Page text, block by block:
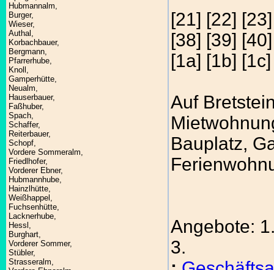
Hubmannalm,
Burger,
Wieser,
Authal,
Korbachbauer,
Bergmann,
Pfarrerhube,
Knoll,
Gamperhütte,
Neualm,
Hauserbauer,
Faßhuber,
Spach,
Schaffer,
Reiterbauer,
Schopf,
Vordere Sommeralm,
Friedlhofer,
Vorderer Ebner,
Hubmannhube,
Hainzlhütte,
Weißhappel,
Fuchsenhütte,
Lacknerhube,
Hessl,
Burghart,
Vorderer Sommer,
Stübler,
Strasseralm,
[21] [22]
[38] [39] [40]
[1a] [1b]
Auf
Bauplatz,
Angebote:
3.